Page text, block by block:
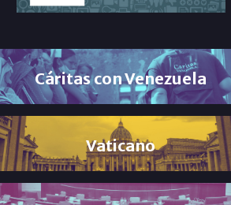
Cáritas con Venezuela
Vaticano